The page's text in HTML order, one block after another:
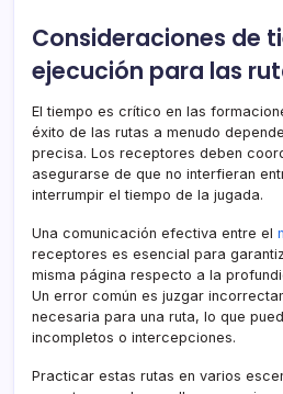
Consideraciones de
ejecución para las
El tiempo es crítico en las
éxito de las rutas a menudo
precisa. Los receptores deben
asegurarse de que no interfieran
interrumpir el tiempo de la jugada.
Una comunicación efectiva entre el
receptores es esencial para
misma página respecto a la
Un error común es juzgar
necesaria para una ruta, lo que
incompletos o intercepciones.
Practicar estas rutas en varios